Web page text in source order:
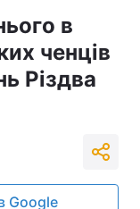
в
ченців
Різдва
Google